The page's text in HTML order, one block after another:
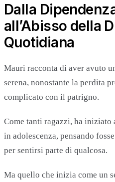
Dalla
all’Abisso della
Quotidiana
Mauri racconta di aver avuto
serena, nonostante la perdita
complicato con il patrigno.
Come tanti ragazzi, ha iniziato
in adolescenza, pensando
per sentirsi parte di qualcosa.
Ma quello che inizia come un